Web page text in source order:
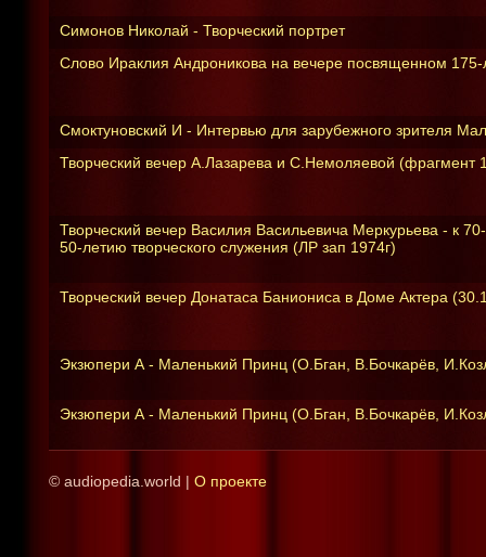
Симонов Николай - Творческий портрет
Слово Ираклия Андроникова на вечере посвященном
Смоктуновский И - Интервью для зарубежного зрителя
Творческий вечер А.Лазарева и С.Немоляевой (фрагмент
Творческий вечер Василия Васильевича Меркурьева - к
50-летию творческого служения (ЛР зап 1974г)
Творческий вечер Донатаса Баниониса в Доме Актера
Экзюпери А - Маленький Принц (О.Бган, В.Бочкарёв,
Экзюпери А - Маленький Принц (О.Бган, В.Бочкарёв,
© audiopedia.world | О проекте